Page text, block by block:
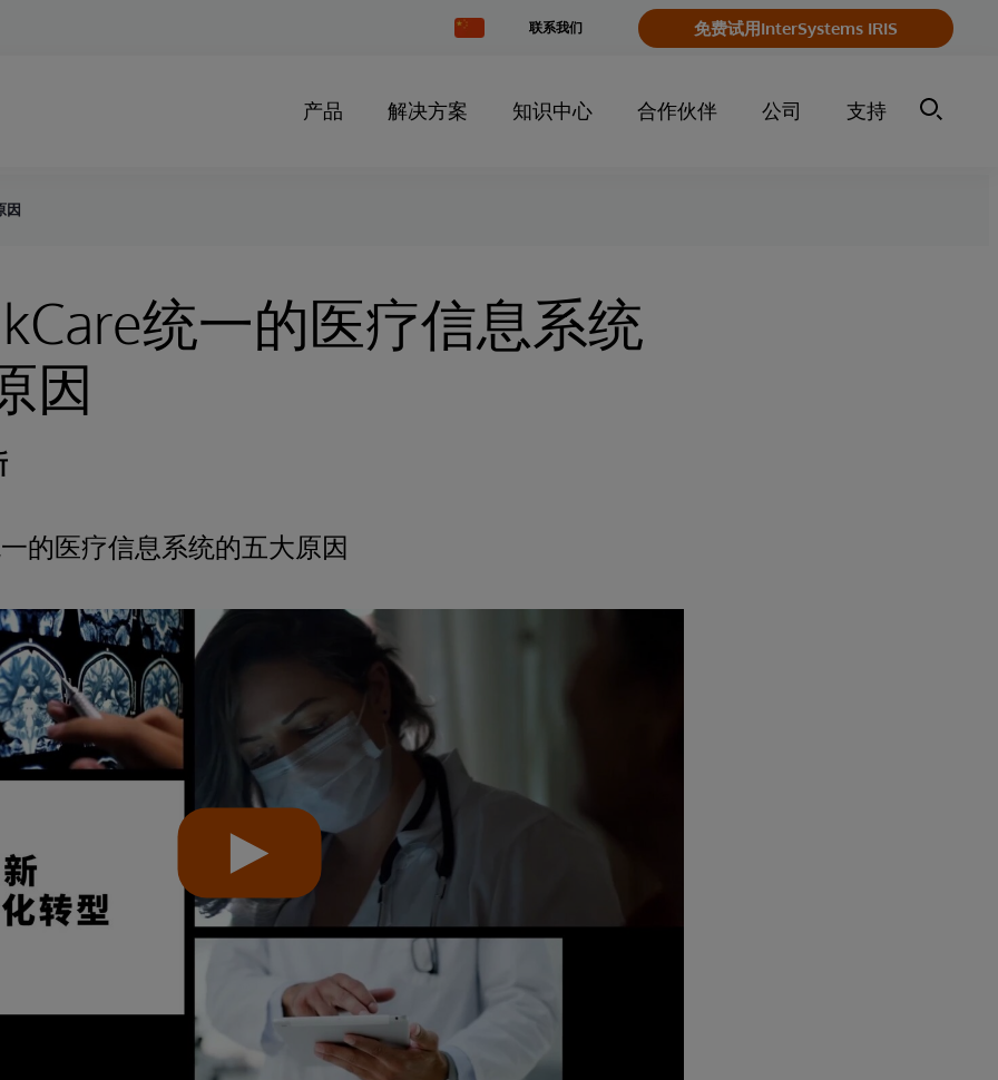
Change
Country
联系我们 免费试用InterSystems IRIS
产品 解决方案 知识中心 合作伙伴 公司 支持
因
统一的医疗信息系统
因
的医疗信息系统的五大原因